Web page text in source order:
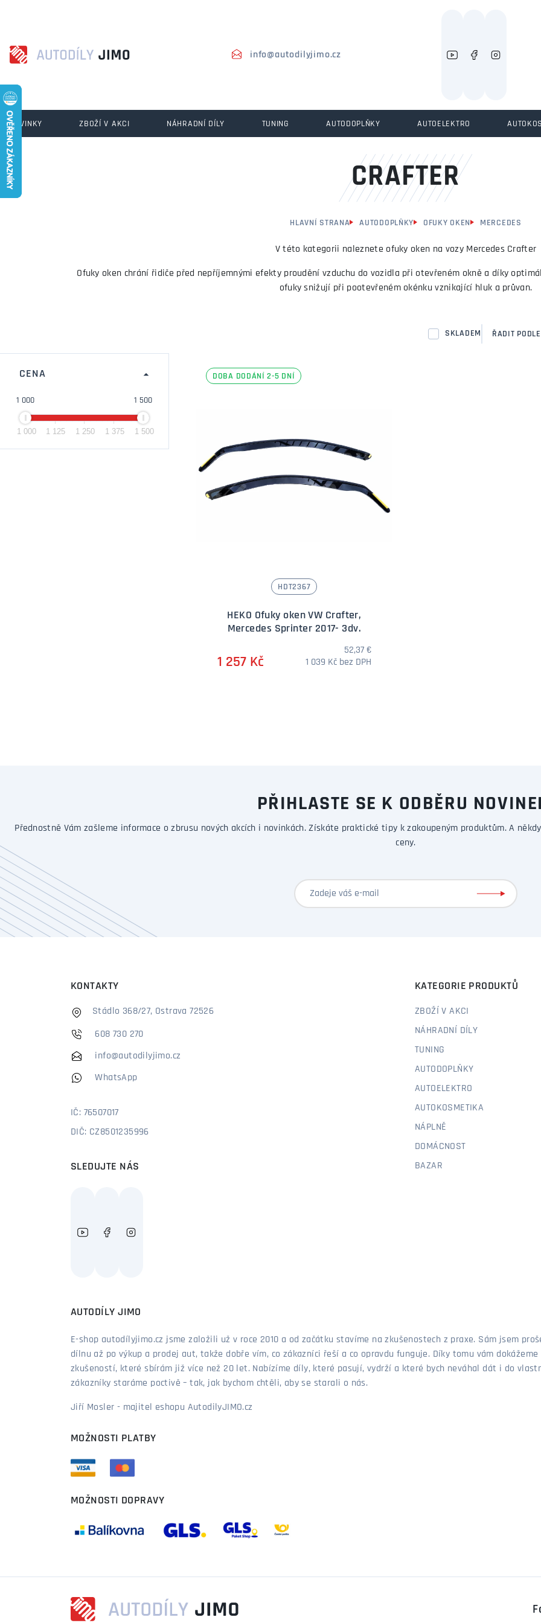
info@autodilyjimo.cz
NOVINKY ZBOŽÍ V AKCI NÁHRADNÍ DÍLY TUNING AUTODOPLŇKY AUTOELEKTRO
CRAFTER
HLAVNÍ STRANA AUTODOPLŇKY OFUKY OKEN MERCEDES
V této kategorii naleznete ofuky oken na vozy Mercedes Crafter
Ofuky oken chrání řidiče před nepříjemnými efekty proudění vzduchu do vozidla při otevřeném okně a díky
ofuky snižují při pootevřeném okénku vznikající hluk a průvan.
SKLADEM ŘADIT PODLE
CENA
1 000 1 500
1 000 1 125 1 250 1 375 1 500
DOBA DODÁNÍ 2-5 DNÍ
HDT2367
HEKO Ofuky oken VW Crafter,
Mercedes Sprinter 2017- 3dv.
1 257 Kč
52,37 €
1 039 Kč bez DPH
PŘIHLASTE SE K ODBĚRU
Přednostně Vám zašleme informace o zbrusu nových akcích i novinkách. Získáte praktické tipy k zakoupeným produktům. A
ceny.
KONTAKTY
Stádlo 368/27, Ostrava 72526
608 730 270
info@autodilyjimo.cz
WhatsApp
IČ: 76507017
DIČ: CZ8501235996
SLEDUJTE NÁS
KATEGORIE PRODUKTŮ
ZBOŽÍ V AKCI
NÁHRADNÍ DÍLY
TUNING
AUTODOPLŇKY
AUTOELEKTRO
AUTOKOSMETIKA
NÁPLNĚ
DOMÁCNOST
BAZAR
AUTODÍLY JIMO
E-shop autodílyjimo.cz jsme založili už v roce 2010 a od začátku stavíme na zkušenostech z praxe. Sám jsem
dílnu až po výkup a prodej aut, takže dobře vím, co zákazníci řeší a co opravdu funguje. Díky tomu vám
zkušeností, které sbírám již více než 20 let. Nabízíme díly, které pasují, vydrží a které bych neváhal dát i do
zákazníky staráme poctivě – tak, jak bychom chtěli, aby se starali o nás.
Jiří Mosler - majitel eshopu AutodilyJIMO.cz
MOŽNOSTI PLATBY
MOŽNOSTI DOPRAVY
Můžeme vám pomoci něco najít?